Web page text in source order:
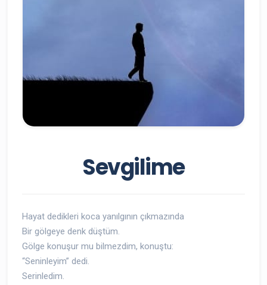
Sevgilime
Hayat dedikleri koca yanılgının çıkmazında
Bir gölgeye denk düştüm.
Gölge konuşur mu bilmezdim, konuştu:
“Seninleyim” dedi.
Serinledim.